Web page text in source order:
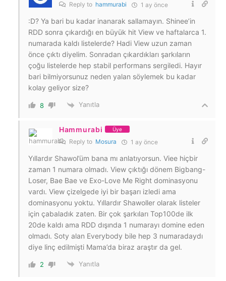
Reply to hammurabi 1 ay önce
:D? Ya bari bu kadar inanarak sallamayın. Shinee’in
RDD sonra çıkardığı en büyük hit View ve haftalarca 1.
numarada kaldı listelerde? Hadi View uzun zaman
önce çıktı diyelim. Sonradan çıkardıkları şarkıların
çoğu listelerde hep stabil performans sergiledi. Hayır
bari bilmiyorsunuz neden yalan söylemek bu kadar
kolay geliyor size?
8 Yanıtla
Hammurabi Üye
Reply to Mosura 1 ay önce
Yıllardır Shawol’üm bana mı anlatıyorsun. Viee hiçbir
zaman 1 numara olmadı. View çıktığı dönem Bigbang-
Loser, Bae Bae ve Exo-Love Me Right dominasyonu
vardı. View çizelgede iyi bir başarı izledi ama
dominasyonu yoktu. Yıllardır Shawoller olarak listeler
için çabaladık zaten. Bir çok şarkıları Top100de ilk
20de kaldı ama RDD dışında 1 numarayı domine eden
olmadı. Soty alan Everybody bile hep 3 numaradaydı
diye linç edilmişti Mama’da biraz araştır da gel.
2 Yanıtla